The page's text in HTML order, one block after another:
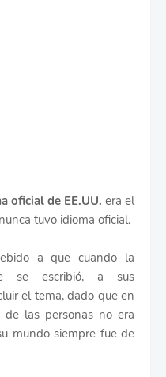
oficial de EE.UU. era el
tuvo idioma oficial.
a que cuando la
se escribió, a sus
el tema, dado que en
de las personas no era
mundo siempre fue de